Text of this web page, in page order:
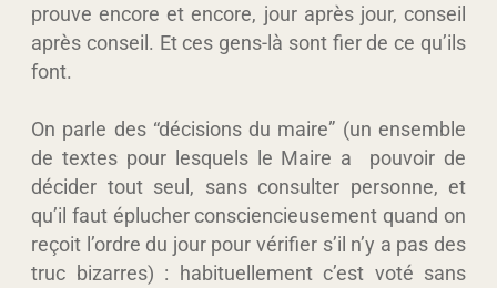
prouve encore et encore, jour après jour, conseil
après conseil. Et ces gens-là sont fier de ce qu’ils
font.
On parle des “décisions du maire” (un ensemble
de textes pour lesquels le Maire a pouvoir de
décider tout seul, sans consulter personne, et
qu’il faut éplucher consciencieusement quand on
reçoit l’ordre du jour pour vérifier s’il n’y a pas des
truc bizarres) : habituellement c’est voté sans